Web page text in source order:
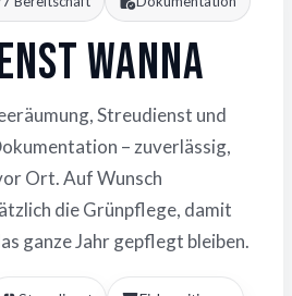
Wanna
Streudienst und
– zuverlässig,
Ort. Auf Wunsch
die Grünpflege, damit
ganze Jahr gepflegt bleiben.